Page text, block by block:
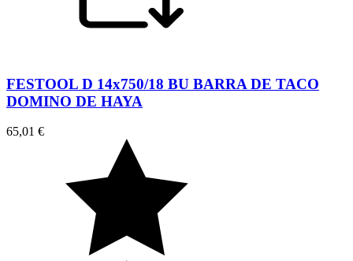
FESTOOL D 14x750/18 BU BARRA DE TACO
DOMINO DE HAYA
65,01 €